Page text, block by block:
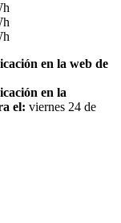
en la web de
en la
el: viernes 24 de